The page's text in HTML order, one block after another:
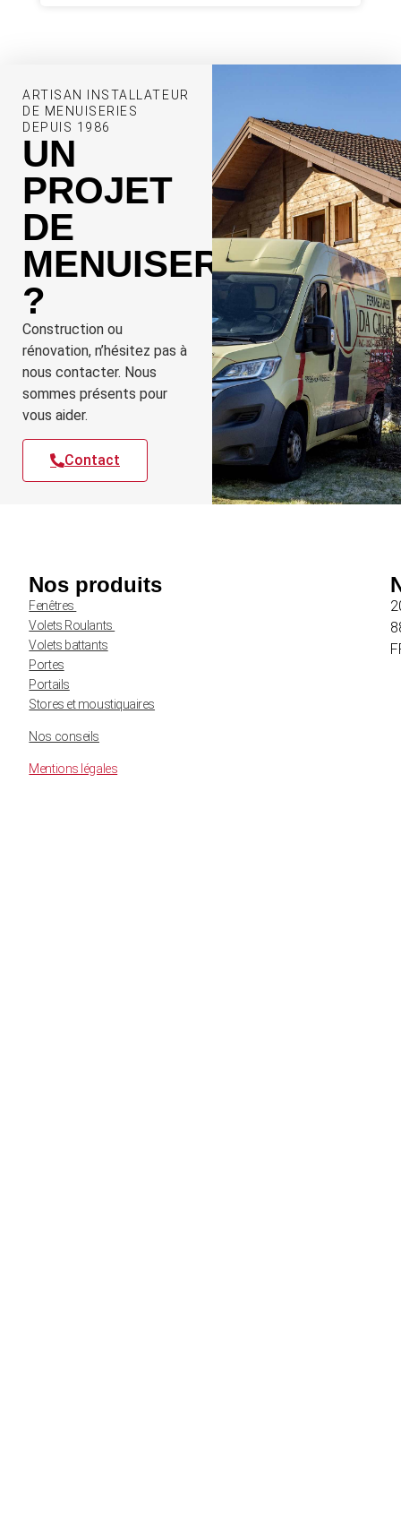
ARTISAN INSTALLATEUR
DE MENUISERIES
DEPUIS 1986
UN
PROJET
DE
MENUISERIE
?
Construction ou
rénovation, n’hésitez pas à
nous contacter. Nous
sommes présents pour
vous aider.
Contact
Nos produits
Fenêtres
Volets Roulants
Volets battants
Portes
Portails
Stores et moustiquaires
Nos conseils
Mentions légales